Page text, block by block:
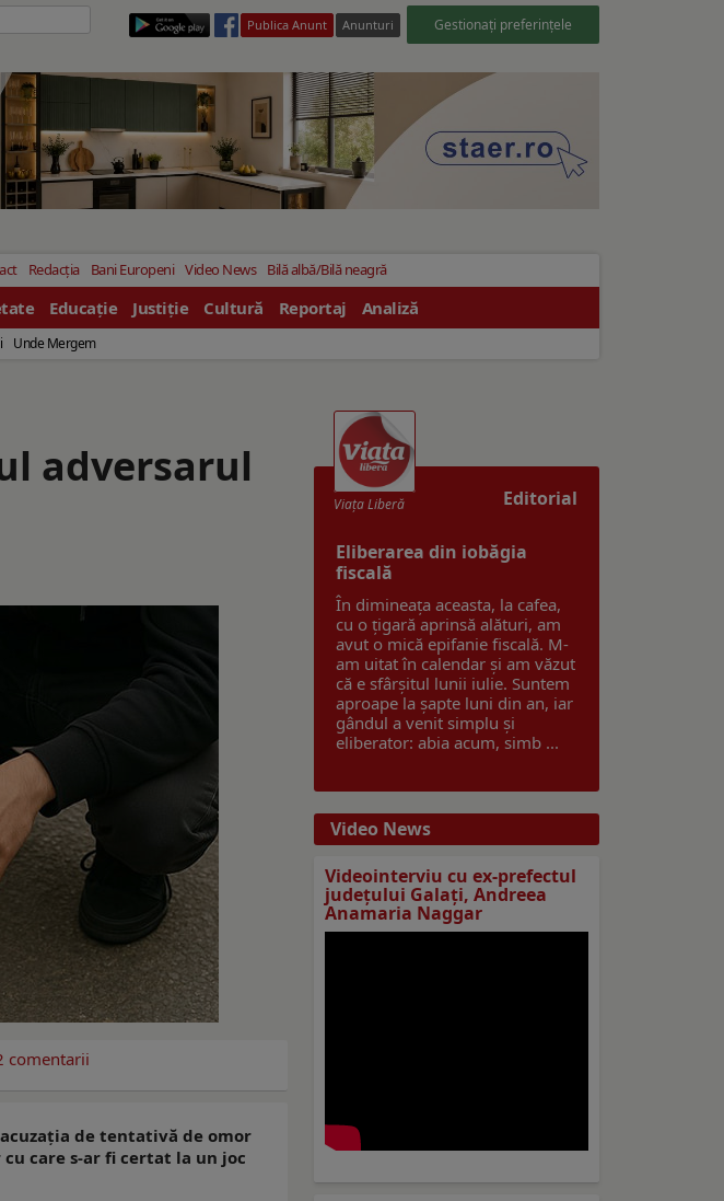
Publica Anunt Anunturi Gestionați preferințele
Redacția Bani Europeni Video News Bilă albă/Bilă neagră
Educație Justiție Cultură Reportaj Analiză
Unde Mergem
adversarul
comentarii
de tentativă de omor
care s-ar fi certat la un joc
Editorial
Viaţa Liberă
Eliberarea din iobăgia
fiscală
În dimineața aceasta, la cafea,
cu o țigară aprinsă alături, am
avut o mică epifanie fiscală. M-
am uitat în calendar și am văzut
că e sfârșitul lunii iulie. Suntem
aproape la șapte luni din an, iar
gândul a venit simplu și
eliberator: abia acum, simb ...
Video News
Videointerviu cu ex-prefectul
judeţului Galaţi, Andreea
Anamaria Naggar